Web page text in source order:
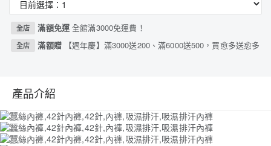
全店 滿額免運全館滿3000免運費！
全店 滿額贈 【週年慶】滿3000送200、滿6000送500，買愈多送愈多
產品介紹